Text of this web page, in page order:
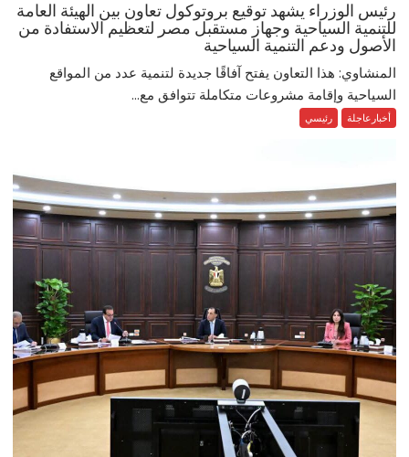
رئيس الوزراء يشهد توقيع بروتوكول تعاون بين الهيئة العامة
للتنمية السياحية وجهاز مستقبل مصر لتعظيم الاستفادة من
الأصول ودعم التنمية السياحية
المنشاوي: هذا التعاون يفتح آفاقًا جديدة لتنمية عدد من المواقع
السياحية وإقامة مشروعات متكاملة تتوافق مع...
أخبارعاجلة رئيسي